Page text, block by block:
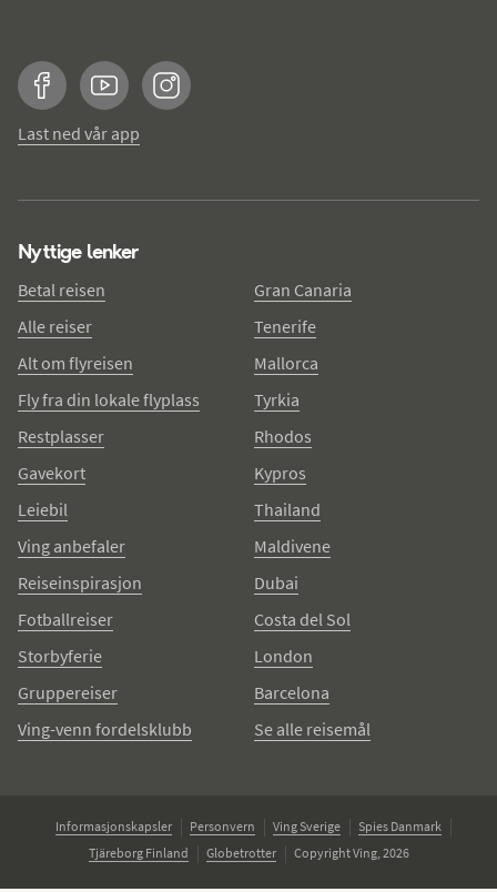
FacebookYouTubeInstagram
Last ned vår app
Nyttige lenker
Betal reisen
Alle reiser
Alt om flyreisen
Fly fra din lokale flyplass
Restplasser
Gavekort
Leiebil
Ving anbefaler
Reiseinspirasjon
Fotballreiser
Storbyferie
Gruppereiser
Ving-venn fordelsklubb
Gran Canaria
Tenerife
Mallorca
Tyrkia
Rhodos
Kypros
Thailand
Maldivene
Dubai
Costa del Sol
London
Barcelona
Se alle reisemål
Informasjonskapsler Personvern Ving Sverige
Spies Danmark
Tjäreborg Finland
Globetrotter Copyright Ving, 2026